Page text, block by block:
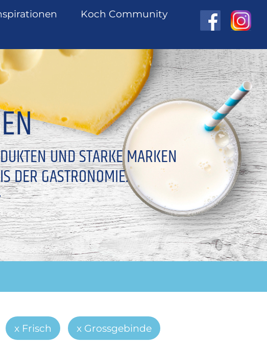
Koch Community
UND STARKE MARKEN
DER GASTRONOMIE.
Frisch
Grossgebinde